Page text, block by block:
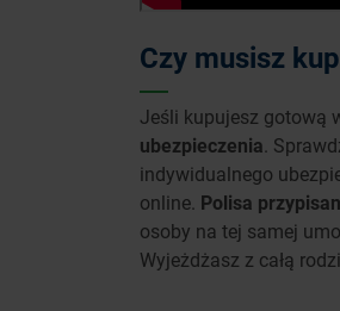
Czy musisz
Jeśli kupujesz gotową
ubezpieczenia .
indywidualnego
online. Polisa
osoby na tej samej
Wyjeżdżasz z całą